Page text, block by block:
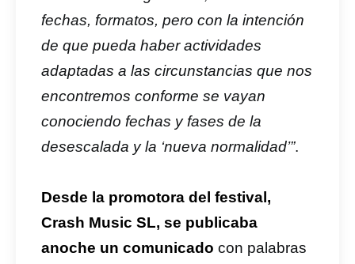
fechas, formatos, pero con la intención
de que pueda haber actividades
adaptadas a las circunstancias que nos
encontremos conforme se vayan
conociendo fechas y fases de la
desescalada y la ‘nueva normalidad’”.
Desde la promotora del festival,
Crash Music SL, se publicaba
anoche un comunicado con palabras